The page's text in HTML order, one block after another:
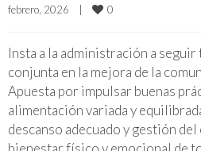
febrero, 2026 0
Insta a la administración a seguir
conjunta en la mejora de la
Apuesta por impulsar buenas
alimentación variada y
descanso adecuado y gestión